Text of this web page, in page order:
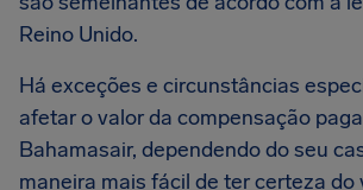
Reino Unido.
Há exceções e circunstâncias
afetar o valor da compensação
Bahamasair, dependendo do seu
maneira mais fácil de ter certeza do